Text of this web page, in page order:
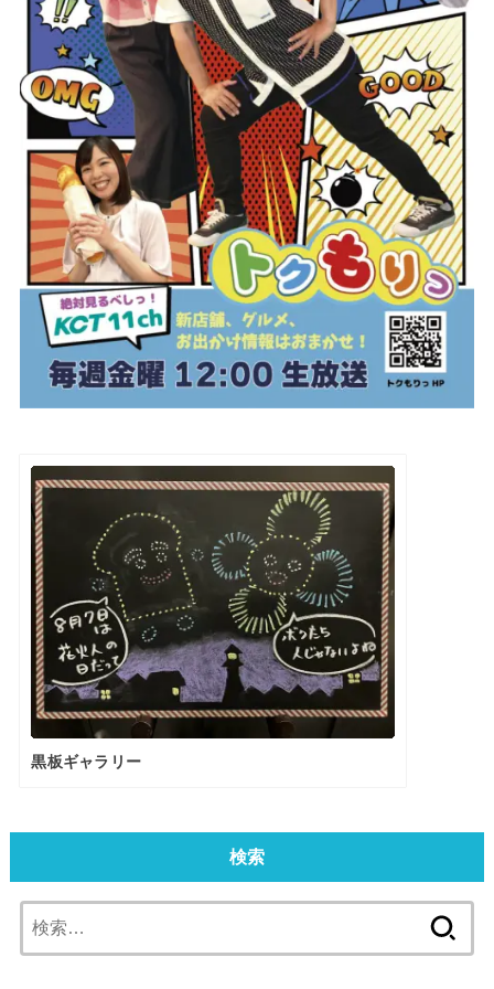
黒板ギャラリー
検索
索: